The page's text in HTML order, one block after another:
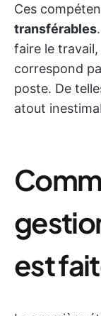
Ces
transférables
faire le
correspond
poste. De
atout
est